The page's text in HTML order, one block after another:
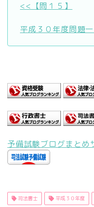
<<【問１５】
平成３０年度問題
予備試験ブログまとめ
司法書士 平成３０年度